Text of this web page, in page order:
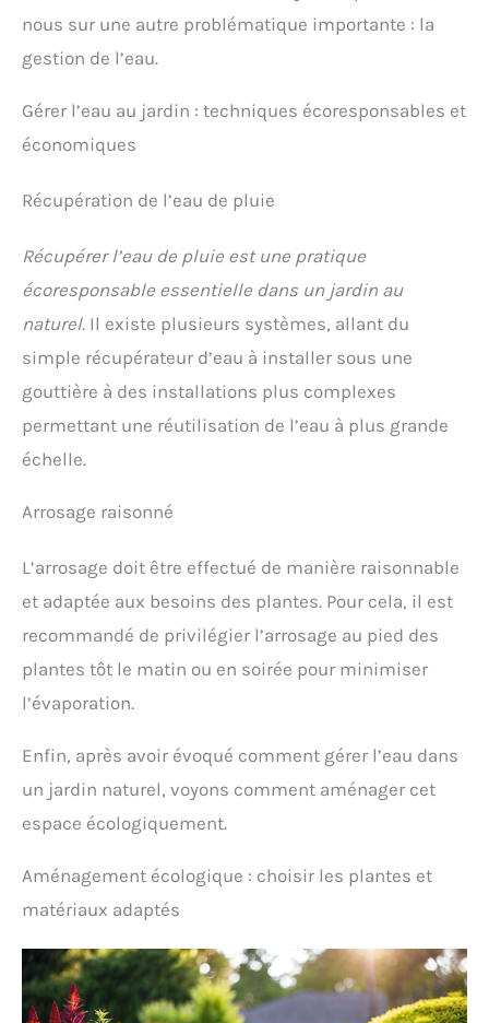
notice détaillée et des conseils de plantation pour
votre référence pour des plantes cultivées sans
familiale. Nous cultivons nos plantes dans notre
pépinière et les emballons avec soin. Découvrez
notre gamme particulier de plantes et de cadeaux,
plante.
nous sur une autre problématique importante : la
gestion de l’eau.
Gérer l’eau au jardin : techniques écoresponsables et
économiques
Récupération de l’eau de pluie
Récupérer l’eau de pluie est une pratique
écoresponsable essentielle dans un jardin au
naturel. Il existe plusieurs systèmes, allant du
simple récupérateur d’eau à installer sous une
gouttière à des installations plus complexes
permettant une réutilisation de l’eau à plus grande
échelle.
Arrosage raisonné
L’arrosage doit être effectué de manière raisonnable
et adaptée aux besoins des plantes. Pour cela, il est
recommandé de privilégier l’arrosage au pied des
plantes tôt le matin ou en soirée pour minimiser
l’évaporation.
Enfin, après avoir évoqué comment gérer l’eau dans
un jardin naturel, voyons comment aménager cet
espace écologiquement.
Aménagement écologique : choisir les plantes et
matériaux adaptés